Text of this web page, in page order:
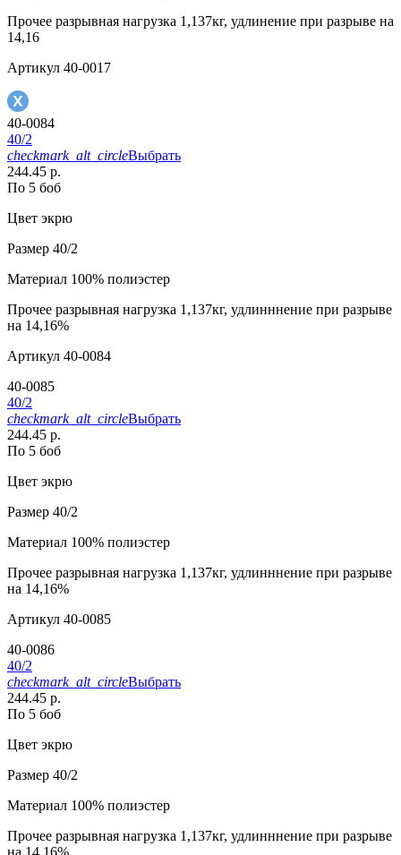
Прочее разрывная нагрузка 1,137кг, удлинение при разрыве на
14,16
Артикул 40-0017
40-0084
40/2
checkmark_alt_circleВыбрать
244.45 р.
По 5 боб
Цвет экрю
Размер 40/2
Материал 100% полиэстер
Прочее разрывная нагрузка 1,137кг, удлинннение при разрыве
на 14,16%
Артикул 40-0084
40-0085
40/2
checkmark_alt_circleВыбрать
244.45 р.
По 5 боб
Цвет экрю
Размер 40/2
Материал 100% полиэстер
Прочее разрывная нагрузка 1,137кг, удлинннение при разрыве
на 14,16%
Артикул 40-0085
40-0086
40/2
checkmark_alt_circleВыбрать
244.45 р.
По 5 боб
Цвет экрю
Размер 40/2
Материал 100% полиэстер
Прочее разрывная нагрузка 1,137кг, удлинннение при разрыве
на 14,16%